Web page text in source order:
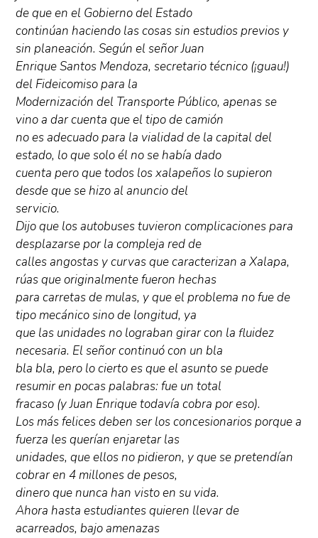
de que en el Gobierno del Estado
continúan haciendo las cosas sin estudios previos y
sin planeación. Según el señor Juan
Enrique Santos Mendoza, secretario técnico (¡guau!)
del Fideicomiso para la
Modernización del Transporte Público, apenas se
vino a dar cuenta que el tipo de camión
no es adecuado para la vialidad de la capital del
estado, lo que solo él no se había dado
cuenta pero que todos los xalapeños lo supieron
desde que se hizo al anuncio del
servicio.
Dijo que los autobuses tuvieron complicaciones para
desplazarse por la compleja red de
calles angostas y curvas que caracterizan a Xalapa,
rúas que originalmente fueron hechas
para carretas de mulas, y que el problema no fue de
tipo mecánico sino de longitud, ya
que las unidades no lograban girar con la fluidez
necesaria. El señor continuó con un bla
bla bla, pero lo cierto es que el asunto se puede
resumir en pocas palabras: fue un total
fracaso (y Juan Enrique todavía cobra por eso).
Los más felices deben ser los concesionarios porque a
fuerza les querían enjaretar las
unidades, que ellos no pidieron, y que se pretendían
cobrar en 4 millones de pesos,
dinero que nunca han visto en su vida.
Ahora hasta estudiantes quieren llevar de
acarreados, bajo amenazas